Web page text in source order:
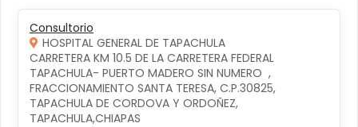
Consultorio
HOSPITAL GENERAL DE TAPACHULA
CARRETERA KM 10.5 DE LA CARRETERA FEDERAL
TAPACHULA- PUERTO MADERO SIN NUMERO  ,
FRACCIONAMIENTO SANTA TERESA, C.P.30825,
TAPACHULA DE CORDOVA Y ORDOÑEZ,
TAPACHULA,CHIAPAS